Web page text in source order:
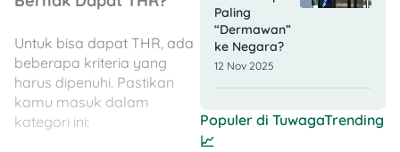
Untuk bisa dapat THR, ada
beberapa kriteria yang
harus dipenuhi. Pastikan
kamu masuk dalam
kategori ini:
Paling
“Dermawan”
ke Negara?
12 Nov 2025
Populer di TuwagaTrending
📈